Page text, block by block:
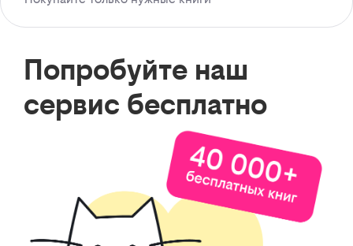
Попробуйте наш
сервис бесплатно